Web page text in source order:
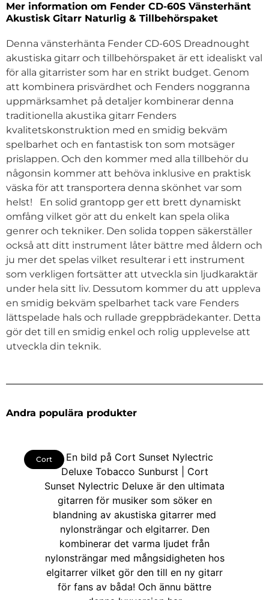
Mer information om Fender CD-60S Vänsterhänt
Akustisk Gitarr Naturlig & Tillbehörspaket
Denna vänsterhänta Fender CD-60S Dreadnought
akustiska gitarr och tillbehörspaket är ett idealiskt val
för alla gitarrister som har en strikt budget. Genom
att kombinera prisvärdhet och Fenders noggranna
uppmärksamhet på detaljer kombinerar denna
traditionella akustika gitarr Fenders
kvalitetskonstruktion med en smidig bekväm
spelbarhet och en fantastisk ton som motsäger
prislappen. Och den kommer med alla tillbehör du
någonsin kommer att behöva inklusive en praktisk
väska för att transportera denna skönhet var som
helst! En solid grantopp ger ett brett dynamiskt
omfång vilket gör att du enkelt kan spela olika
genrer och tekniker. Den solida toppen säkerställer
också att ditt instrument låter bättre med åldern och
ju mer det spelas vilket resulterar i ett instrument
som verkligen fortsätter att utveckla sin ljudkaraktär
under hela sitt liv. Dessutom kommer du att uppleva
en smidig bekväm spelbarhet tack vare Fenders
lättspelade hals och rullade greppbrädekanter. Detta
gör det till en smidig enkel och rolig upplevelse att
utveckla din teknik.
Andra populära produkter
Cort